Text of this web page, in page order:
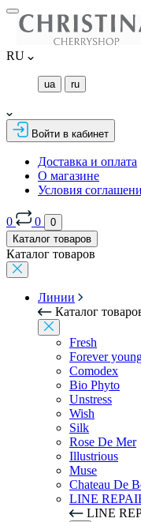
RU
ua ru
Войти в кабинет
Доставка и оплата
О магазине
Условия
0 0
0
Каталог товаров
Каталог товаров
Линии
Каталог
Fresh
Forever
Comodex
Bio Phyto
Unstress
Wish
Silk
Rose De Mer
Illustrious
Muse
Chateau De
LINE
LINE